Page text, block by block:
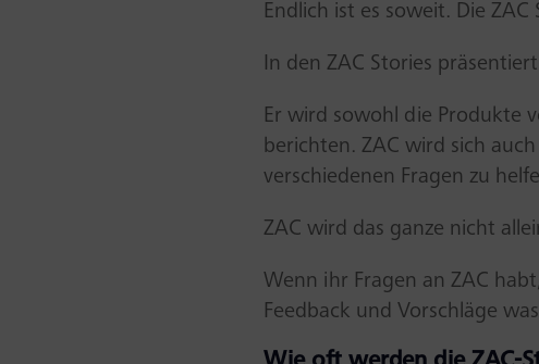
Endlich ist es soweit. Die
In den ZAC Stories
Er wird sowohl die Produkte
berichten. ZAC wird sich
verschiedenen Fragen zu
ZAC wird das ganze nicht
Wenn ihr Fragen an ZAC
Feedback und Vorschläge